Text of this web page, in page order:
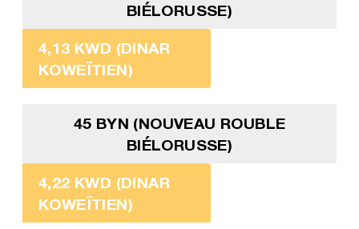
BIÉLORUSSE)
4,13 KWD (DINAR
KOWEÏTIEN)
45 BYN (NOUVEAU ROUBLE
BIÉLORUSSE)
4,22 KWD (DINAR
KOWEÏTIEN)